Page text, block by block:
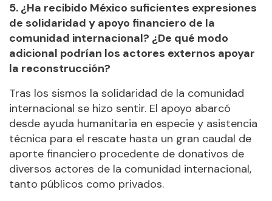
5. ¿Ha recibido México suficientes expresiones
de solidaridad y apoyo financiero de la
comunidad internacional? ¿De qué modo
adicional podrían los actores externos apoyar
la reconstrucción?
Tras los sismos la solidaridad de la comunidad
internacional se hizo sentir. El apoyo abarcó
desde ayuda humanitaria en especie y asistencia
técnica para el rescate hasta un gran caudal de
aporte financiero procedente de donativos de
diversos actores de la comunidad internacional,
tanto públicos como privados.